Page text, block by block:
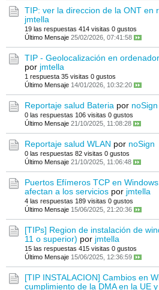
TIP: ver la direccion de la ONT en
jmtella
19 las respuestas 414 visitas 0 gustos
Último Mensaje 25/02/2026, 07:41:58
TIP - Geolocalización en
por jmtella
1 respuesta 35 visitas 0 gustos
Último Mensaje 14/01/2026, 10:32:20
Reportaje salud Bateria por noSign
0 las respuestas 106 visitas 0 gustos
Último Mensaje 21/10/2025, 11:08:28
Reportaje salud WLAN por noSign
0 las respuestas 82 visitas 0 gustos
Último Mensaje 21/10/2025, 11:06:48
Puertos Efímeros TCP en
afectan a los servicios por jmtella
4 las respuestas 189 visitas 0 gustos
Último Mensaje 15/06/2025, 21:20:36
[TIPs] Region de instalación de
11 o superior) por jmtella
15 las respuestas 415 visitas 0 gustos
Último Mensaje 15/06/2025, 12:36:59
[TIP INSTALACION] Cambios en
cumplimiento de la DMA en la UE